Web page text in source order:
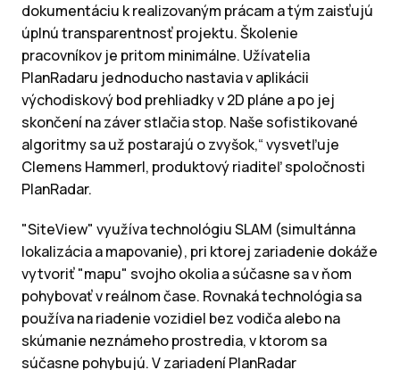
dokumentáciu k realizovaným prácam a tým zaisťujú
úplnú transparentnosť projektu. Školenie
pracovníkov je pritom minimálne. Užívatelia
PlanRadaru jednoducho nastavia v aplikácii
východiskový bod prehliadky v 2D pláne a po jej
skončení na záver stlačia stop. Naše sofistikované
algoritmy sa už postarajú o zvyšok,“ vysvetľuje
Clemens Hammerl, produktový riaditeľ spoločnosti
PlanRadar.
"SiteView" využíva technológiu SLAM (simultánna
lokalizácia a mapovanie), pri ktorej zariadenie dokáže
vytvoriť "mapu" svojho okolia a súčasne sa v ňom
pohybovať v reálnom čase. Rovnaká technológia sa
používa na riadenie vozidiel bez vodiča alebo na
skúmanie neznámeho prostredia, v ktorom sa
súčasne pohybujú. V zariadení PlanRadar